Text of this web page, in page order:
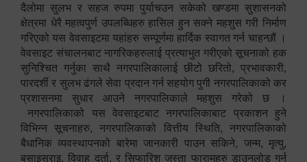
दैलोमा सुलभ र सहज रुपमा पुर्याचउन सकेको खण्डमा सुशासनको
क्षेत्रमा धेरै महत्वपुर्ण उपलब्धिहरु हासिल हुन सक्ने महशुस गरी निर्माण
गरिएको यस वेवसाइटमा यहांहरु सम्पूर्णमा हार्दिक स्वागत गर्न चाहन्छौं ।
वेवसाइट संचालनबाट नागरिकहरुलाई प्रत्याभुत गरीएको सूचनाको हक
सुनिश्चित गर्नुका साथै नगरपालिकालाई छीटो छरितो, प्रभावकारी,
पारदर्शी र सुलभ ढंगले सेवा प्रदान गर्न सहयोग पुगी नगरपालिकाको कर
प्रशासनमा सुधार आउने नगरपालिकाले महशुस गरेको छ ।
नगरपालिकाको यस वेवसाइटबाट नगरपालिकाबाट प्रकाशन हुने
विभिन्न सूचनाहरु, नगरपालिकाको वित्तीय स्थिति, नगरपालिकाको
बैधानिक व्यवस्थापनको बारेमा जानकारी पाउन सकिने, जन्म, मृत्यु,
बसाइसराइ, विवाह दर्ता, र सिफारिश जस्ता फारामहरु डाउनलोड गर्न